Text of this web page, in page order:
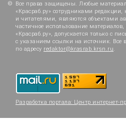
Все права защищены. Любые
«Красраб.ру» сотрудниками
и читателями, являются объектами
частичное использование
«Красраб.ру», допускается только с
с указанием ссылки на источник. Все
по адресу redaktor@krasrab.krsn.ru.
Разработка портала: Центр интернет-